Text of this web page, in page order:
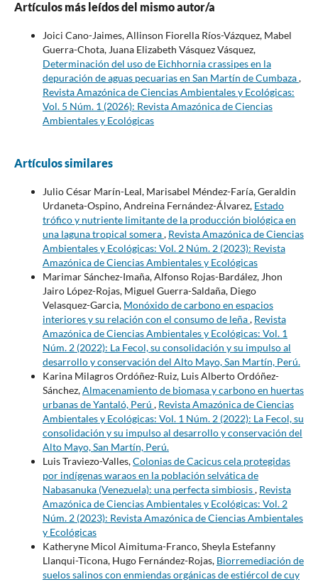
Artículos más leídos del mismo autor/a
Joici Cano-Jaimes, Allinson Fiorella Ríos-Vázquez, Mabel
Guerra-Chota, Juana Elizabeth Vásquez Vásquez,
Determinación del uso de Eichhornia crassipes en la
depuración de aguas pecuarias en San Martín de Cumbaza,
Revista Amazónica de Ciencias Ambientales y Ecológicas:
Vol. 5 Núm. 1 (2026): Revista Amazónica de Ciencias
Ambientales y Ecológicas
Artículos similares
Julio César Marín-Leal, Marisabel Méndez-Faría, Geraldin
Urdaneta-Ospino, Andreina Fernández-Álvarez, Estado
trófico y nutriente limitante de la producción biológica en
una laguna tropical somera, Revista Amazónica de Ciencias
Ambientales y Ecológicas: Vol. 2 Núm. 2 (2023): Revista
Amazónica de Ciencias Ambientales y Ecológicas
Marimar Sánchez-Imaña, Alfonso Rojas-Bardález, Jhon
Jairo López-Rojas, Miguel Guerra-Saldaña, Diego
Velasquez-Garcia, Monóxido de carbono en espacios
interiores y su relación con el consumo de leña, Revista
Amazónica de Ciencias Ambientales y Ecológicas: Vol. 1
Núm. 2 (2022): La Fecol, su consolidación y su impulso al
desarrollo y conservación del Alto Mayo, San Martín, Perú.
Karina Milagros Ordóñez-Ruiz, Luis Alberto Ordóñez-
Sánchez,Almacenamiento de biomasa y carbono en huertas
urbanas de Yantaló, Perú , Revista Amazónica de Ciencias
Ambientales y Ecológicas: Vol. 1 Núm. 2 (2022): La Fecol, su
consolidación y su impulso al desarrollo y conservación del
Alto Mayo, San Martín, Perú.
Luis Traviezo-Valles,Colonias de Cacicus cela protegidas
por indígenas waraos en la población selvática de
Nabasanuka (Venezuela): una perfecta simbiosis, Revista
Amazónica de Ciencias Ambientales y Ecológicas: Vol. 2
Núm. 2 (2023): Revista Amazónica de Ciencias Ambientales
y Ecológicas
Katheryne Micol Aimituma-Franco, Sheyla Estefanny
Llanqui-Ticona, Hugo Fernández-Rojas, Biorremediación de
suelos salinos con enmiendas orgánicas de estiércol de cuy